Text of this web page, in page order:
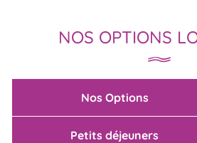
NOS OPTIONS
Nos Options
Petits déjeuners